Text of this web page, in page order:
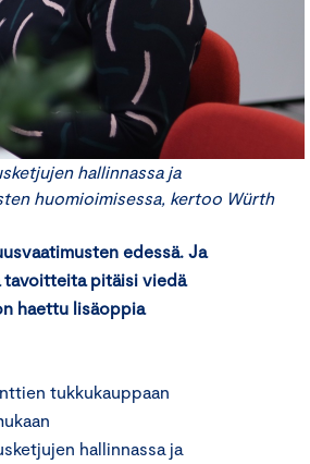
hallinnassa ja
huomioimisessa, kertoo Würth
edessä. Ja
tavoitteita pitäisi viedä
haettu lisäoppia
tukkukauppaan
hallinnassa ja